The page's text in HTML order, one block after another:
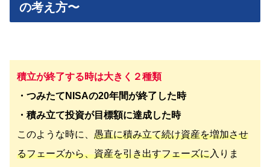
の考え方〜
積立が終了する時は大きく２種類
・つみたてNISAの20年間が終了した時
・積み立て投資が目標額に達成した時
このような時に、 愚直に積み立て続け資産を増加させ
るフェーズから、資産を引き出すフェーズに入りま